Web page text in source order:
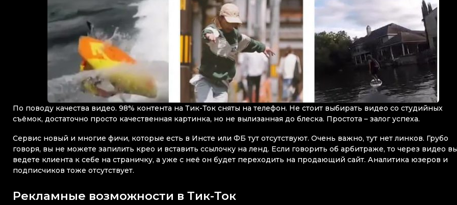
По поводу качества видео. 98% контента на Тик-Ток сняты на телефон. Не стоит выбирать видео со студийных
съёмок, достаточно просто качественная картинка, но не вылизанная до блеска. Простота – залог успеха.
Сервис новый и многие фичи, которые есть в Инсте или ФБ тут отсутствуют. Очень важно, тут нет линков. Грубо
говоря, вы не можете запилить крео и вставить ссылочку на ленд. Если говорить об арбитраже, то через видео
ведете клиента к себе на страничку, а уже с неё он будет переходить на продающий сайт. Аналитика юзеров и
подписчиков тоже отсутствует.
Рекламные возможности в Тик-Ток